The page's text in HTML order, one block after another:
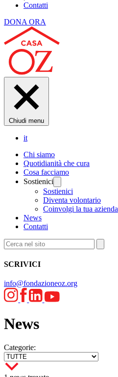
Contatti
DONA ORA
Chiudi menu
it
Chi siamo
Quotidianità che cura
Cosa facciamo
Sostienici
Sostienici
Diventa volontario
Coinvolgi la tua azienda
News
Contatti
SCRIVICI
info@fondazioneoz.org
News
Categorie: